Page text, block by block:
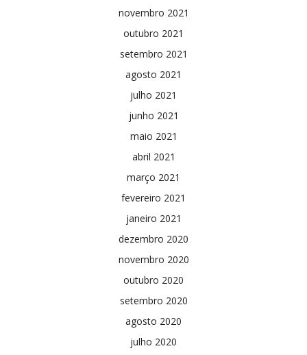
novembro 2021
outubro 2021
setembro 2021
agosto 2021
julho 2021
junho 2021
maio 2021
abril 2021
março 2021
fevereiro 2021
janeiro 2021
dezembro 2020
novembro 2020
outubro 2020
setembro 2020
agosto 2020
julho 2020